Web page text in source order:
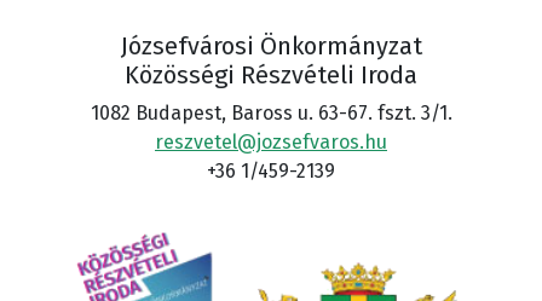
Józsefvárosi Önkormányzat
Közösségi Részvételi Iroda
1082 Budapest, Baross u. 63-67. fszt. 3/1.
reszvetel@jozsefvaros.hu
+36 1/459-2139